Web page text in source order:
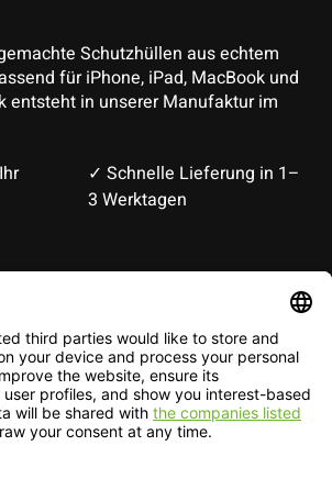
Schutzhüllen aus echtem
für iPhone, iPad, MacBook und
entsteht in unserer Manufaktur im
✓ Schnelle Lieferung in 1–
3 Werktagen
English — EUR
EUR
CHF